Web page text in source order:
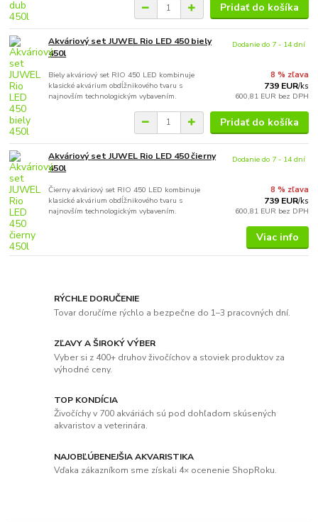
Pridať do košíka
Akváriový set JUWEL Rio LED 450 biely
450l
Biely akváriový set RIO 450 LED kombinuje
klasické akvárium obdĺžnikového tvaru s
najnovším technologickým vybavením.
8 % zľava
739 EUR/ks
600,81 EUR bez DPH
Dodanie do 7 - 14 dní
Pridať do košíka
Akváriový set JUWEL Rio LED 450 čierny
450l
Čierny akváriový set RIO 450 LED kombinuje
klasické akvárium obdĺžnikového tvaru s
najnovším technologickým vybavením.
8 % zľava
739 EUR/ks
600,81 EUR bez DPH
Dodanie do 7 - 14 dní
Viac info
RÝCHLE DORUČENIE
Tovar doručíme rýchlo a bezpečne do 1–3 pracovných dní.
ZĽAVY A ŠIROKÝ VÝBER
Vyber si z 400+ druhov živočíchov a stoviek produktov za
výhodné ceny.
TOP KONDÍCIA
Živočíchy v 700 akváriách sú pod dohľadom skúsených
akvaristov a veterinára.
NAJOBĽÚBENEJŠIA AKVARISTIKA
Vďaka zákazníkom sme získali 4× ocenenie ShopRoku.